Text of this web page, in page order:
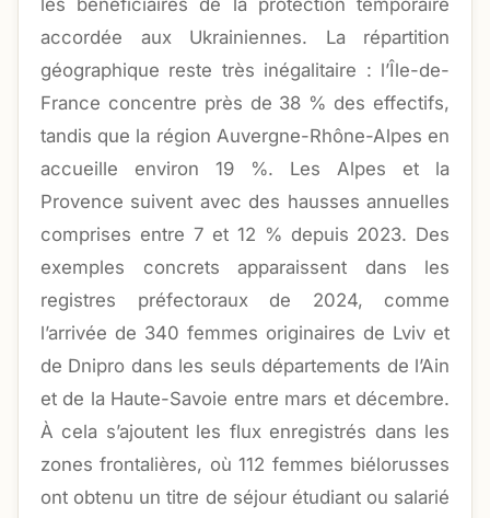
les bénéficiaires de la protection temporaire
accordée aux Ukrainiennes. La répartition
géographique reste très inégalitaire : l’Île-de-
France concentre près de 38 % des effectifs,
tandis que la région Auvergne-Rhône-Alpes en
accueille environ 19 %. Les Alpes et la
Provence suivent avec des hausses annuelles
comprises entre 7 et 12 % depuis 2023. Des
exemples concrets apparaissent dans les
registres préfectoraux de 2024, comme
l’arrivée de 340 femmes originaires de Lviv et
de Dnipro dans les seuls départements de l’Ain
et de la Haute-Savoie entre mars et décembre.
À cela s’ajoutent les flux enregistrés dans les
zones frontalières, où 112 femmes biélorusses
ont obtenu un titre de séjour étudiant ou salarié